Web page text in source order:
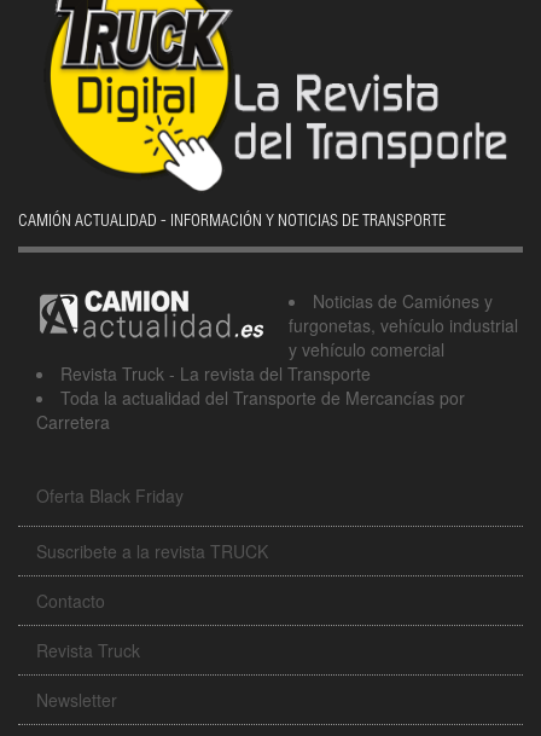
CAMIÓN ACTUALIDAD - INFORMACIÓN Y NOTICIAS DE TRANSPORTE
Noticias de Camiónes y
furgonetas, vehículo industrial
y vehículo comercial
Revista Truck - La revista del Transporte
Toda la actualidad del Transporte de Mercancías por
Carretera
Oferta Black Friday
Suscribete a la revista TRUCK
Contacto
Revista Truck
Newsletter